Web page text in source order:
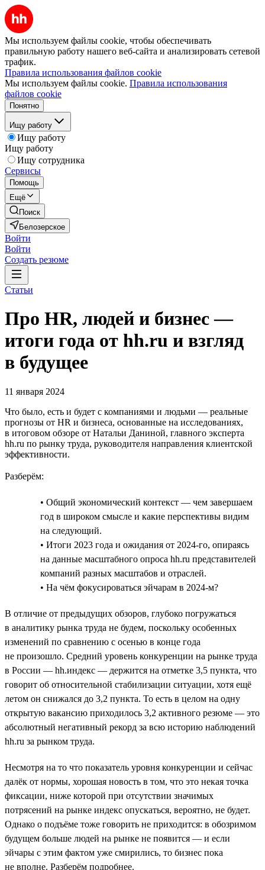
Мы используем файлы cookie, чтобы обеспечивать
правильную работу нашего веб-сайта и анализировать сетевой
трафик.
Правила использования файлов cookie
Мы используем файлы cookie. Правила использования
файлов cookie
Понятно
Ищу работу
Ищу работу
Ищу работу
Ищу сотрудника
Сервисы
Помощь
Ещё
Поиск
Белозерское
Войти
Войти
Создать резюме
Статьи
Про HR, людей и бизнес —
итоги года от hh.ru и взгляд
в будущее
11 января 2024
Что было, есть и будет с компаниями и людьми — реальные
прогнозы от HR и бизнеса, основанные на исследованиях,
в итоговом обзоре от Натальи Даниной, главного эксперта
hh.ru по рынку труда, руководителя направления клиентской
эффективности.
Разберём:
• Общий экономический контекст — чем завершаем
год в широком смысле и какие перспективы видим
на следующий.
• Итоги 2023 года и ожидания от 2024-го, опираясь
на данные масштабного опроса hh.ru представителей
компаний разных масштабов и отраслей.
• На чём фокусироваться эйчарам в 2024-м?
В отличие от предыдущих обзоров, глубоко погружаться
в аналитику рынка труда не будем, поскольку особенных
изменений по сравнению с осенью в конце года
не произошло. Средний уровень конкуренции на рынке труда
в России — hh.индекс — держится на отметке 3,5 пункта, что
говорит об относительной стабилизации ситуации, хотя ещё
летом он снижался до 3,2 пункта. То есть в целом на одну
открытую вакансию приходилось 3,2 активного резюме — это
абсолютный негативный рекорд за всю историю наблюдений
hh.ru за рынком труда.
Несмотря на то что показатель уровня конкуренции и сейчас
далёк от нормы, хорошая новость в том, что это некая точка
фиксации, ниже которой при отсутствии значимых
потрясений на рынке индекс опускаться, вероятно, не будет.
Однако о подъёме тоже говорить не приходится: в обозримом
будущем больше людей на рынке не появится — и если
эйчары с этим фактом уже смирились, то бизнес пока
не вполне. Разберём подробнее.